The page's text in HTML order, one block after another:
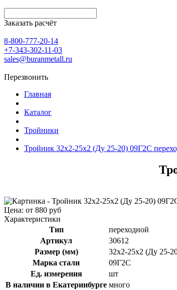
Заказать расчёт
8-800-777-20-14
+7-343-302-11-03
sales@buranmetall.ru
Перезвонить
Главная
Каталог
Тройники
Тройник 32x2-25x2 (Ду 25-20) 09Г2С
Цена: от 880 руб
Характеристики
Тип
переходной
Артикул
30612
Размер (мм)
32x2-25x2 (Ду 25-
Марка стали
09Г2С
Ед. измерения
шт
В наличии в Екатеринбурге много